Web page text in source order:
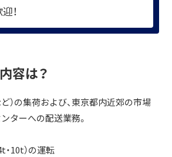
！
容は？
）の集荷および、東京都内近郊の市場
ターへの配送業務。
・10t）の運転